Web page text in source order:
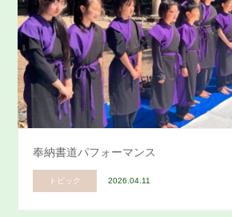
奉納書道パフォーマンス
トピック 2026.04.11